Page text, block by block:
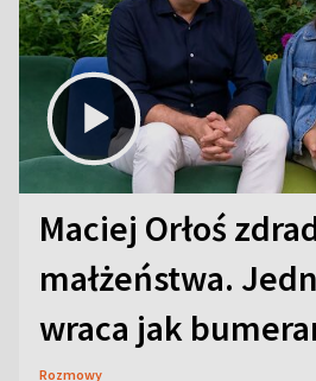
Maciej Orłoś
małżeństwa.
wraca jak
Rozmowy